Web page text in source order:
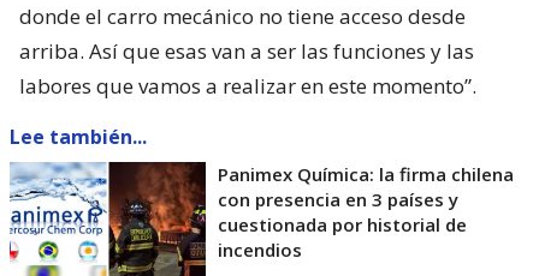
donde el carro mecánico no tiene acceso desde
arriba. Así que esas van a ser las funciones y las
labores que vamos a realizar en este momento”.
Lee también...
Panimex Química: la firma chilena
con presencia en 3 países y
cuestionada por historial de
incendios